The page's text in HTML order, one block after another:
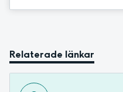
Relaterade länkar